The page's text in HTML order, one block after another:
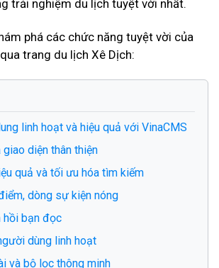
trải nghiệm du lịch tuyệt vời nhất.
phá các chức năng tuyệt vời của
trang du lịch Xê Dịch:
linh hoạt và hiệu quả với VinaCMS
diện thân thiện
quả và tối ưu hóa tìm kiếm
dòng sự kiện nóng
hồi bạn đọc
dùng linh hoạt
và bộ lọc thông minh